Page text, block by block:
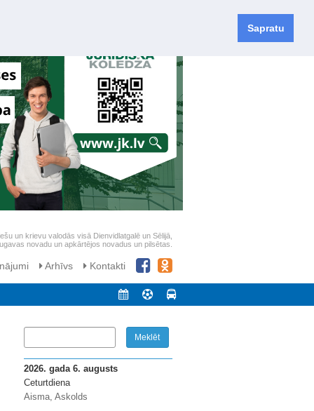
Sapratu
un krievu valodās visā Dienvidlatgalē un Sēlijā,
novadu un apkārtējos novadus un pilsētas.
Arhīvs Kontakti
2026. gada 6. augusts
Ceturtdiena
Aisma, Askolds